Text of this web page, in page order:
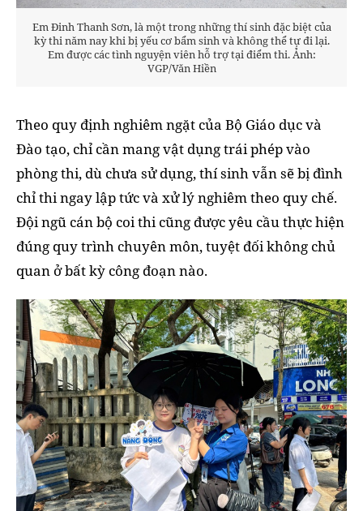
Em Đinh Thanh Sơn, là một trong những thí sinh đặc biệt của
kỳ thi năm nay khi bị yếu cơ bẩm sinh và không thể tự đi lại.
Em được các tình nguyện viên hỗ trợ tại điểm thi. Ảnh:
VGP/Văn Hiền
Theo quy định nghiêm ngặt của Bộ Giáo dục và
Đào tạo, chỉ cần mang vật dụng trái phép vào
phòng thi, dù chưa sử dụng, thí sinh vẫn sẽ bị đình
chỉ thi ngay lập tức và xử lý nghiêm theo quy chế.
Đội ngũ cán bộ coi thi cũng được yêu cầu thực hiện
đúng quy trình chuyên môn, tuyệt đối không chủ
quan ở bất kỳ công đoạn nào.